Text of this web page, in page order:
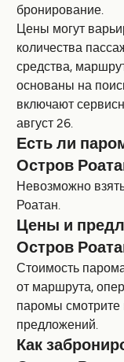
бронирование.
Цены могут
количества
средства,
основаны на
включают
август 26.
Есть ли
Остров
Невозможно
Роатан.
Цены и
Остров
Стоимость
от маршрута,
паромы смотрите
предложений.
Как